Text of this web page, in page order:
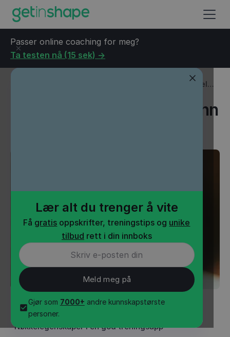
Passer online coaching for meg?
Ta testen nå (15 sek) ->
Lær alt du trenger å vite
Få gratis oppskrifter, treningstips og unike
tilbud rett i din innboks
Gjør som 7000+ andre kunnskapstørste
personer.
Treningsapp som passer inn i en travel
Treningsapp som passer inn
INNHOLD•5 min
Nøkkelegenskaper i en god treningsapp